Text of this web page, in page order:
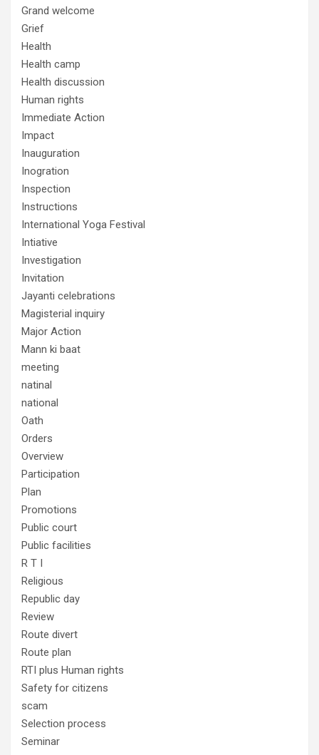
Grand welcome
Grief
Health
Health camp
Health discussion
Human rights
Immediate Action
Impact
Inauguration
Inogration
Inspection
Instructions
International Yoga Festival
Intiative
Investigation
Invitation
Jayanti celebrations
Magisterial inquiry
Major Action
Mann ki baat
meeting
natinal
national
Oath
Orders
Overview
Participation
Plan
Promotions
Public court
Public facilities
R T I
Religious
Republic day
Review
Route divert
Route plan
RTI plus Human rights
Safety for citizens
scam
Selection process
Seminar